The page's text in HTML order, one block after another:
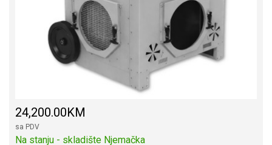
24,200.00KM
sa PDV
Na stanju - skladište Njemačka